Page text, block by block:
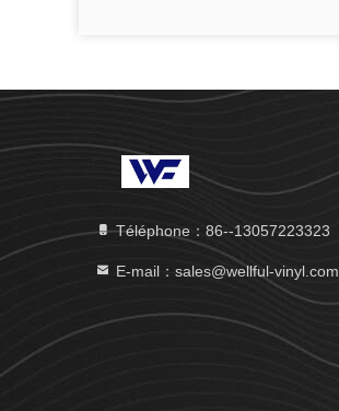
Téléphone：86--13057223323
E-mail：sales@wellful-vinyl.com